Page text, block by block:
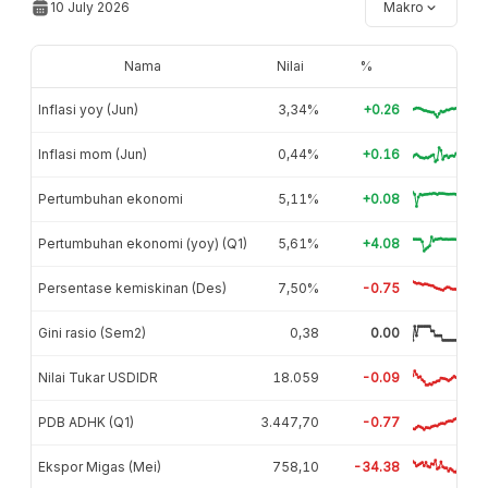
10 July 2026 Makro
Nama Nilai %
Inflasi yoy (Jun) 3,34% +0.26
Inflasi mom (Jun) 0,44% +0.16
Pertumbuhan ekonomi 5,11% +0.08
Pertumbuhan ekonomi (yoy) (Q1) 5,61% +4.08
Persentase kemiskinan (Des) 7,50% -0.75
Gini rasio (Sem2) 0,38 0.00
Nilai Tukar USDIDR 18.059 -0.09
PDB ADHK (Q1) 3.447,70 -0.77
Ekspor Migas (Mei) 758,10 -34.38